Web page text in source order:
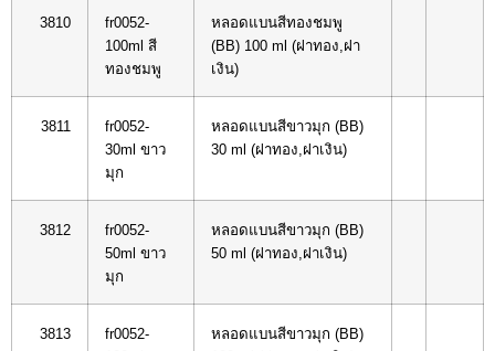
3810
fr0052-
100ml สี
ทองชมพู
หลอดแบนสีทองชมพู
(BB) 100 ml (ฝาทอง,ฝา
เงิน)
3811
fr0052-
30ml ขาว
มุก
หลอดแบนสีขาวมุก (BB)
30 ml (ฝาทอง,ฝาเงิน)
3812
fr0052-
50ml ขาว
มุก
หลอดแบนสีขาวมุก (BB)
50 ml (ฝาทอง,ฝาเงิน)
3813
fr0052-
หลอดแบนสีขาวมุก (BB)